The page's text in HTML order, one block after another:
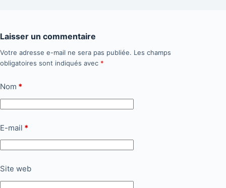
Laisser un commentaire
Votre adresse e-mail ne sera pas publiée. Les champs
obligatoires sont indiqués avec *
Nom *
E-mail *
Site web